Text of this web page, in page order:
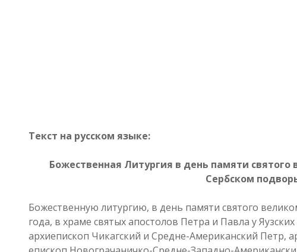
Текст на русском языке:
Божественная Литургия в день памяти
Сербском
Божественную литургию, в день памяти святого
года, в храме святых апостолов Петра и Павла у
архиепископ Чикагский и Средне-Американский Петр,